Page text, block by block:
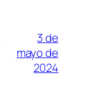
3 de
mayo de
2024